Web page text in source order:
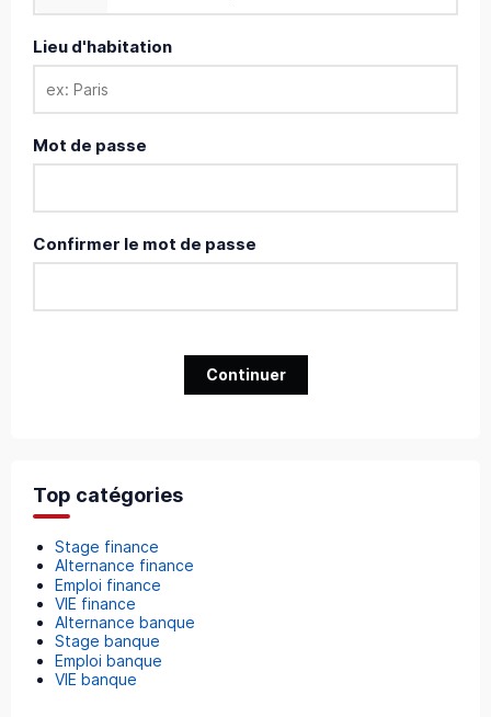
Lieu d'habitation
Mot de passe
Confirmer le mot de passe
Continuer
Top catégories
Stage finance
Alternance finance
Emploi finance
VIE finance
Alternance banque
Stage banque
Emploi banque
VIE banque